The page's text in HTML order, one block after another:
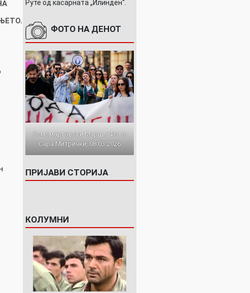
Руте од касарната „Илинден“.
ФОТО НА ДЕНОТ
Осмомартовски Марш / Фото:
Сара Митрички, 08.03.2026
ПРИЈАВИ СТОРИЈА
КОЛУМНИ